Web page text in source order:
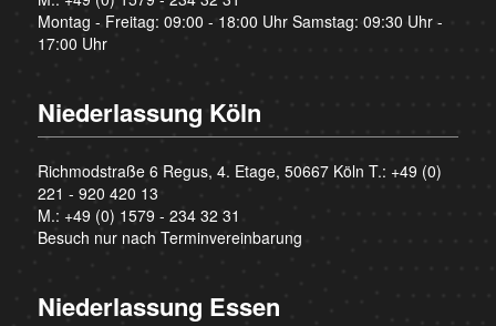
Montag - Freitag: 09:00 - 18:00 Uhr Samstag: 09:30 Uhr -
17:00 Uhr
Niederlassung Köln
Richmodstraße 6 Regus, 4. Etage, 50667 Köln T.: +49 (0)
221 - 920 420 13
M.: +49 (0) 1579 - 234 32 31
Besuch nur nach Terminvereinbarung
Niederlassung Essen